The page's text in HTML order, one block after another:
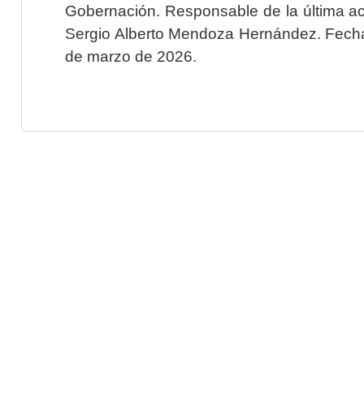
Gobernación. Responsable de la última
Sergio Alberto Mendoza Hernández.
de marzo de 2026.